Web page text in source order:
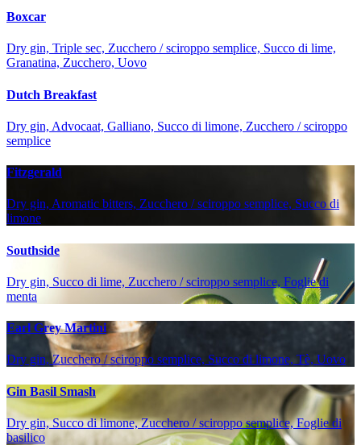
Boxcar
Dry gin, Triple sec, Zucchero / sciroppo semplice, Succo di lime,
Granatina, Zucchero, Uovo
Dutch Breakfast
Dry gin, Advocaat, Galliano, Succo di limone, Zucchero / sciroppo
semplice
Fitzgerald
Dry gin, Aromatic bitters, Zucchero / sciroppo semplice, Succo di
limone
Southside
Dry gin, Succo di lime, Zucchero / sciroppo semplice, Foglie di
menta
Earl Grey Martini
Dry gin, Zucchero / sciroppo semplice, Succo di limone, Tè, Uovo
Gin Basil Smash
Dry gin, Succo di limone, Zucchero / sciroppo semplice, Foglie di
basilico